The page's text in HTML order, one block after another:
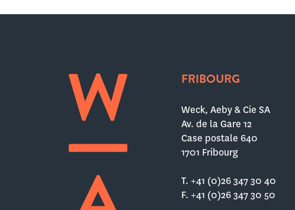
FRIBOURG
Weck, Aeby & Cie SA
Av. de la Gare 12
Case postale 640
1701 Fribourg
T. +41 (0)26 347 30 40
F. +41 (0)26 347 30 50